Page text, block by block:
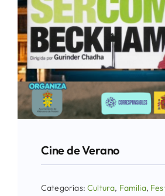
Cine de Verano
Categorías:Cultura, Familia,